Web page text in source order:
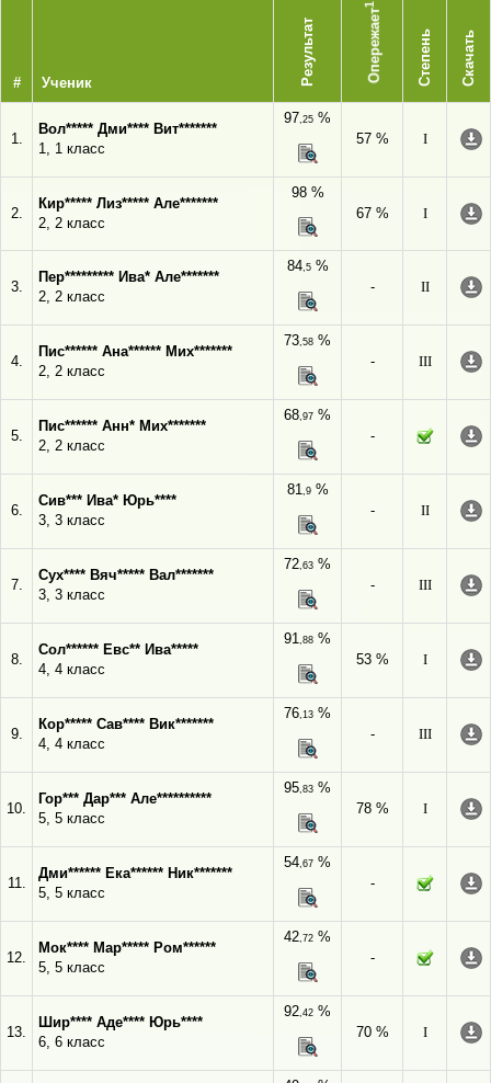
# Ученик Результат Опережает
1
Степень Скачать
1.
Вол***** Дми**** Вит*******
1, 1 класс
97,25 %
57 %
I
2.
Кир***** Лиз***** Але*******
2, 2 класс
98 %
67 %
I
3.
Пер********* Ива* Але*******
2, 2 класс
84,5%
-
II
4.
Пис****** Ана****** Мих*******
2, 2 класс
73,58 %
-
III
5.
Пис****** Анн* Мих*******
2, 2 класс
68,97 %
-
6.
Сив*** Ива* Юрь****
3, 3 класс
81,9%
-
II
7.
Сух**** Вяч***** Вал*******
3, 3 класс
72,63 %
-
III
8.
Сол****** Евс** Ива*****
4, 4 класс
91,88 %
53 %
I
9.
Кор***** Сав**** Вик*******
4, 4 класс
76,13 %
-
III
10.
Гор*** Дар*** Але**********
5, 5 класс
95,83 %
78 %
I
11.
Дми****** Ека****** Ник*******
5, 5 класс
54,67 %
-
12.
Мок**** Мар***** Ром******
5, 5 класс
42,72 %
-
13.
Шир**** Аде**** Юрь****
6, 6 класс
92,42 %
70 %
I